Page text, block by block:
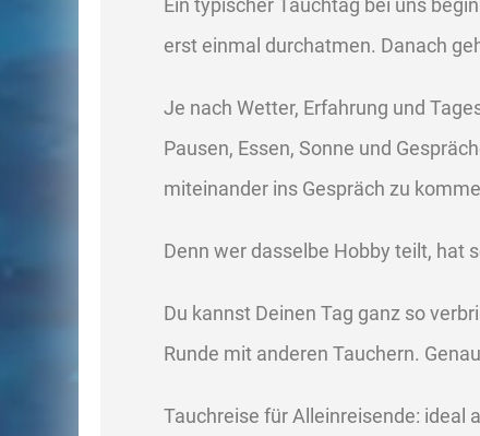
Ein typischer Tauchtag bei uns
erst einmal durchatmen. Danach
Je nach Wetter, Erfahrung und
Pausen, Essen, Sonne und
miteinander ins Gespräch zu
Denn wer dasselbe Hobby teilt, hat
Du kannst Deinen Tag ganz so
Runde mit anderen Tauchern.
Tauchreise für Alleinreisende: ideal